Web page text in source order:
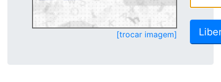
[trocar imagem]